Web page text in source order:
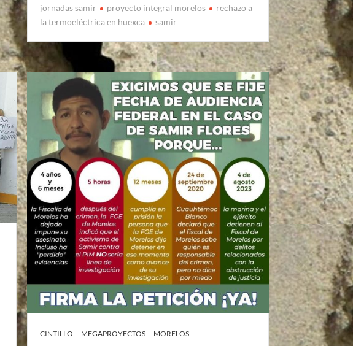
jornadas samir proyecto integral morelos
rechazo a
la termoeléctrica en huexca
samir
CINTILLO MEGAPROYECTOS
MORELOS